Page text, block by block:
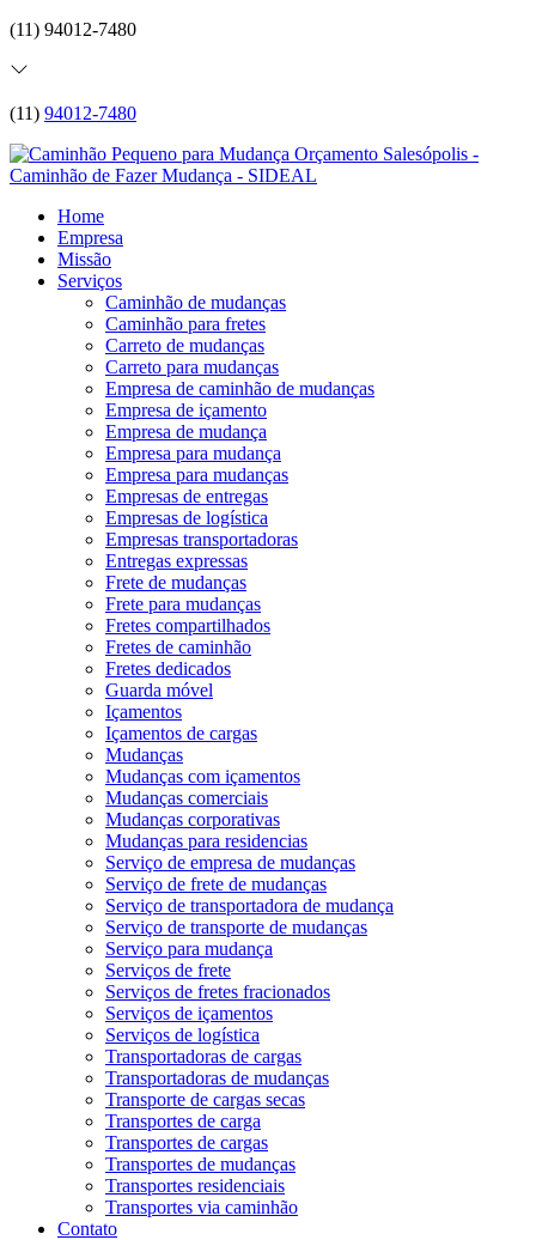
(11) 94012-7480
(11) 94012-7480
Home
Empresa
Missão
Serviços
Caminhão de mudanças
Caminhão para fretes
Carreto de mudanças
Carreto para mudanças
Empresa de caminhão de mudanças
Empresa de içamento
Empresa de mudança
Empresa para mudança
Empresa para mudanças
Empresas de entregas
Empresas de logística
Empresas transportadoras
Entregas expressas
Frete de mudanças
Frete para mudanças
Fretes compartilhados
Fretes de caminhão
Fretes dedicados
Guarda móvel
Içamentos
Içamentos de cargas
Mudanças
Mudanças com içamentos
Mudanças comerciais
Mudanças corporativas
Mudanças para residencias
Serviço de empresa de mudanças
Serviço de frete de mudanças
Serviço de transportadora de mudança
Serviço de transporte de mudanças
Serviço para mudança
Serviços de frete
Serviços de fretes fracionados
Serviços de içamentos
Serviços de logística
Transportadoras de cargas
Transportadoras de mudanças
Transporte de cargas secas
Transportes de carga
Transportes de cargas
Transportes de mudanças
Transportes residenciais
Transportes via caminhão
Contato